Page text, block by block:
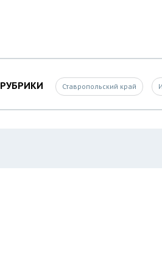
РУБРИКИ Ставропольский край